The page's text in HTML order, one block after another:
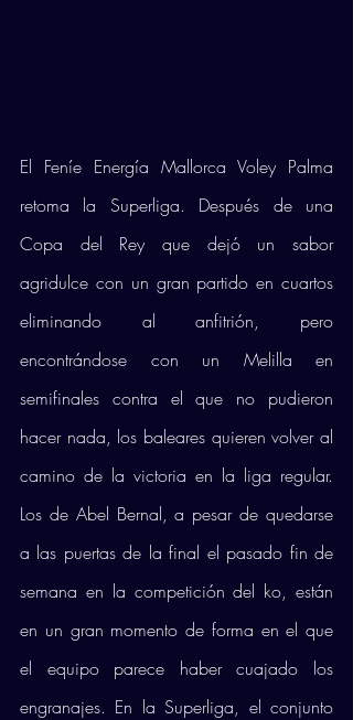
El Feníe Energía Mallorca Voley Palma
retoma la Superliga. Después de una
Copa del Rey que dejó un sabor
agridulce con un gran partido en cuartos
eliminando al anfitrión, pero
encontrándose con un Melilla en
semifinales contra el que no pudieron
hacer nada, los baleares quieren volver al
camino de la victoria en la liga regular.
Los de Abel Bernal, a pesar de quedarse
a las puertas de la final el pasado fin de
semana en la competición del ko, están
en un gran momento de forma en el que
el equipo parece haber cuajado los
engranajes. En la Superliga, el conjunto